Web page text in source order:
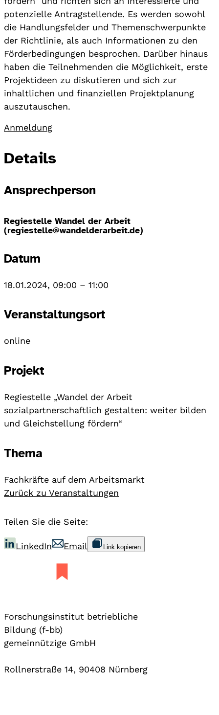
potenzielle Antragstellende. Es werden sowohl
die Handlungsfelder und Themenschwerpunkte
der Richtlinie, als auch Informationen zu den
Förderbedingungen besprochen. Darüber hinaus
haben die Teilnehmenden die Möglichkeit, erste
Projektideen zu diskutieren und sich zur
inhaltlichen und finanziellen Projektplanung
auszutauschen.
Anmeldung
Details
Ansprechperson
Regiestelle Wandel der Arbeit
(regiestelle@wandelderarbeit.de)
Datum
18.01.2024, 09:00 – 11:00
Veranstaltungsort
online
Projekt
Regiestelle „Wandel der Arbeit
sozialpartnerschaftlich gestalten: weiter bilden
und Gleichstellung fördern“
Thema
Fachkräfte auf dem Arbeitsmarkt
Zurück zu Veranstaltungen
Teilen Sie die Seite:
LinkedIn Email Link kopieren
Forschungsinstitut betriebliche
Bildung (f-bb)
gemeinnützige GmbH
Rollnerstraße 14, 90408 Nürnberg